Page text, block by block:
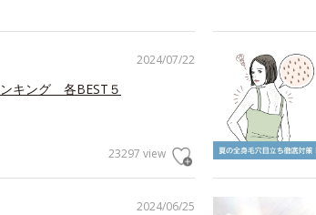
2024/07/22
キング 各BEST５
23297 view
2024/06/25